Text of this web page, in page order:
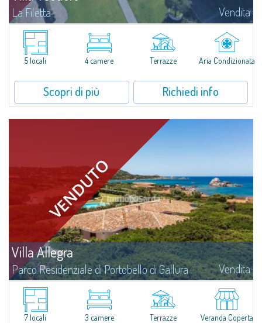
La Filetta Vendita
Situata nella tranquillità de La Filetta, riservata località residenziale
immersa nel verde a due passi da Santa Teresa di Gallura, Villa Teodoro è
un'elegante soluzione recentemente rivisitata con estremo gusto dagli...
5 locali
4 camere Terrazze Aria Condizionata
Scopri di più Richiedi info
Villa Allegra
Parco Residenziale di Portobello di Gallura Vendita
Vi presentiamo Villa Allegra, splendida villa bifamiliare a pochi passi dal
mare in vendita nel Parco Residenziale Privato di Portobello di
Gallura.Circondata da una natura rigogliosa e in posizione privilegiata a
due...7 locali 3 camere Terrazze Veranda Coperta